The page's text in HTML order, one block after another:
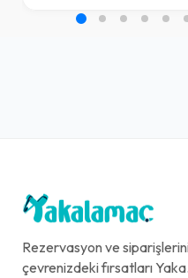
Rezervasyon ve
çevrenizdeki fırsatları